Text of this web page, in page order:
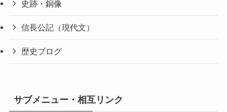
史跡・銅像
信長公記（現代文）
歴史ブログ
サブメニュー・相互リンク